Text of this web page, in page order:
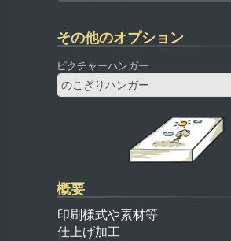
その他のオプション
ピクチャーハンガー
のこぎりハンガー
概要
印刷様式や素材等
仕上げ加工